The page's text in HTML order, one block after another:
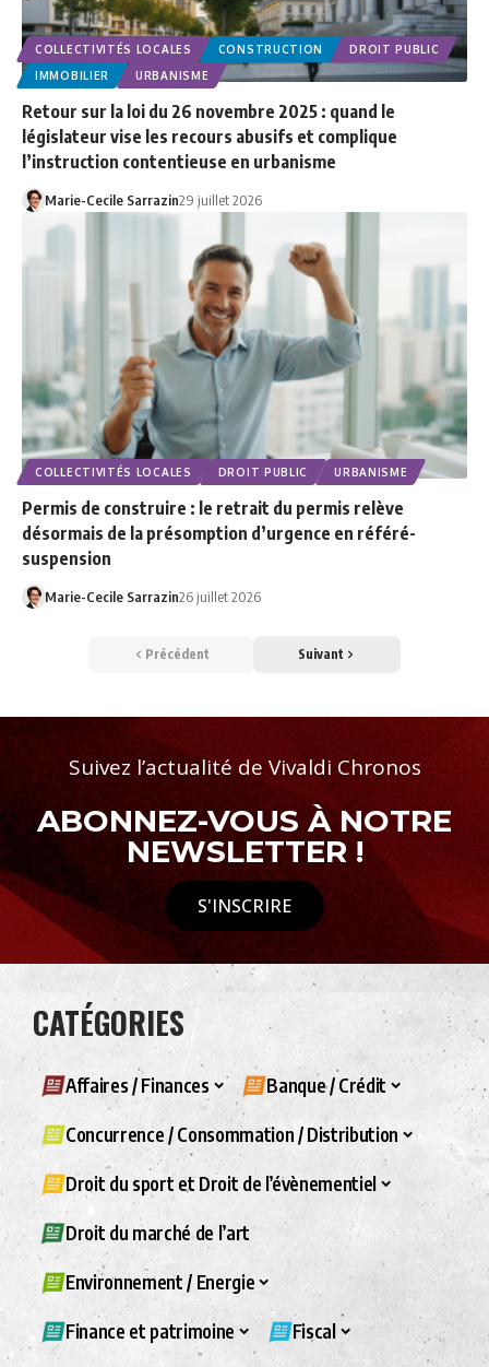
COLLECTIVITÉS LOCALES CONSTRUCTION
DROIT PUBLIC
IMMOBILIER
URBANISME
Retour sur la loi du 26 novembre 2025 : quand le
législateur vise les recours abusifs et complique
l’instruction contentieuse en urbanisme
Marie-Cecile Sarrazin29 juillet 2026
COLLECTIVITÉS LOCALES DROIT PUBLIC URBANISME
Permis de construire : le retrait du permis relève
désormais de la présomption d’urgence en référé-
suspension
Marie-Cecile Sarrazin26 juillet 2026
Précédent Suivant
Suivez l’actualité de Vivaldi Chronos
ABONNEZ-VOUS À NOTRE
NEWSLETTER !
S'INSCRIRE
CATÉGORIES
Affaires / Finances Banque / Crédit
Concurrence / Consommation / Distribution
Droit du sport et Droit de l’évènementiel
Droit du marché de l’art
Environnement / Energie
Finance et patrimoine Fiscal